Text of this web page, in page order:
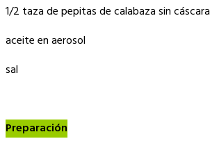
1/2 taza de pepitas de calabaza sin cáscara
aceite en aerosol
sal
Preparación